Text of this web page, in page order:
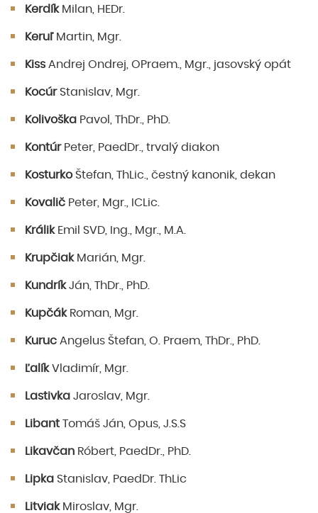
KerdíkMilan, HEDr.
KeruľMartin, Mgr.
Kiss Andrej Ondrej, OPraem., Mgr., jasovský opát
KocúrStanislav, Mgr.
Kolivoška Pavol, ThDr., PhD.
KontúrPeter, PaedDr., trvalý diakon
KosturkoŠtefan, ThLic., čestný kanonik, dekan
Kovalič Peter, Mgr., ICLic.
KrálikEmil SVD, Ing., Mgr., M.A.
KrupčiakMarián, Mgr.
KundríkJán, ThDr., PhD.
KupčákRoman, Mgr.
Kuruc Angelus Štefan, O. Praem, ThDr., PhD.
ĽalíkVladimír, Mgr.
Lastivka Jaroslav, Mgr.
Libant Tomáš Ján, Opus, J.S.S
Likavčan Róbert, PaedDr., PhD.
Lipka Stanislav, PaedDr. ThLic
LitviakMiroslav, Mgr.